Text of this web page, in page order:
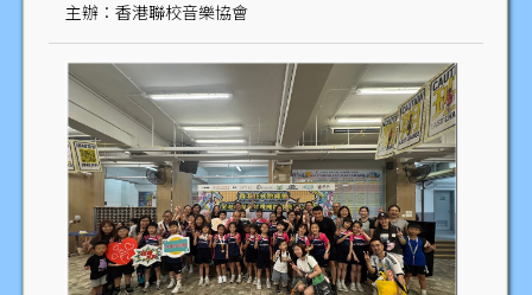
主辦：香港聯校音樂協會